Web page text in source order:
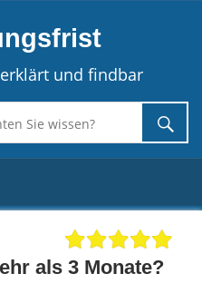
und findbar
als 3 Monate?